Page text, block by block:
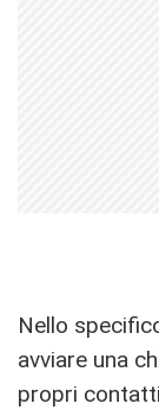
Nello
avviare una
propri